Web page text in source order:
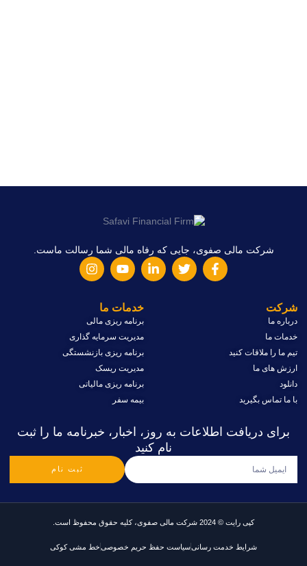
شرکت مالی صفوی، جایی که رفاه مالی شما رسالت ماست.
شرکت
درباره ما
خدمات ما
تیم ما را ملاقات کنید
ارزش های ما
دانلود
با ما تماس بگیرید
خدمات ما
برنامه ریزی مالی
مدیریت سرمایه گذاری
برنامه ریزی بازنشستگی
مدیریت ریسک
برنامه ریزی مالیاتی
بیمه سفر
برای دریافت اطلاعات به روز، اخبار، خبرنامه ما را ثبت
نام کنید
ثبت نام
کپی رایت © 2024 شرکت مالی صفوی، کلیه حقوق محفوظ است.
شرایط خدمت رسانیسیاست حفظ حریم خصوصیخط مشی کوکی